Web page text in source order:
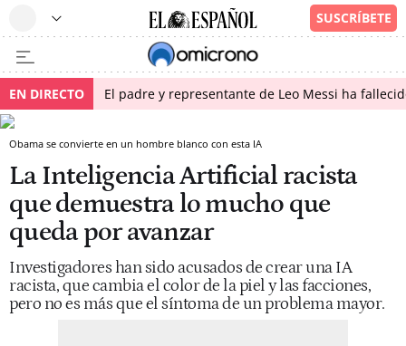
EN DIRECTO El padre y representante de Leo Messi ha
Obama se convierte en un hombre blanco con esta IA
La Inteligencia Artificial racista
que demuestra lo mucho que
queda por avanzar
Investigadores han sido acusados de crear una IA
racista, que cambia el color de la piel y las facciones,
pero no es más que el síntoma de un problema mayor.